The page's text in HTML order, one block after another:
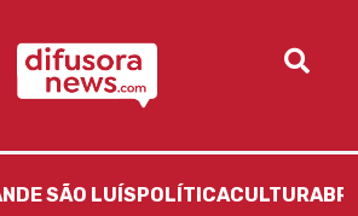
SÃO LUÍS POLÍTICACULTURA